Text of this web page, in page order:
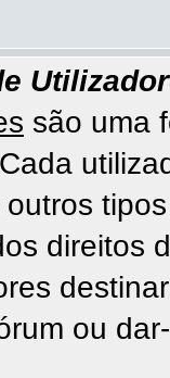
são uma
direitos
ou